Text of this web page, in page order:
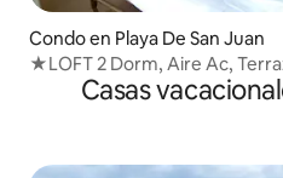
Condo en Playa De San Juan
★LOFT 2 Dorm, Aire Ac,
Casas